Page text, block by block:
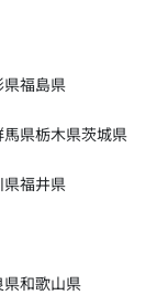
県福島県
馬県栃木県茨城県
県福井県
県和歌山県